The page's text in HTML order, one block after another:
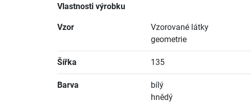
Vlastnosti výrobku
Vzor
Vzorované látky
geometrie
Šířka 135
Barva
bílý
hnědý